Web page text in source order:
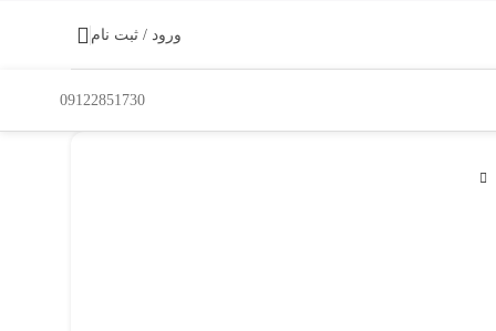
ورود / ثبت نام
09122851730